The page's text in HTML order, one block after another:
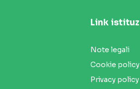
Link
Note legali
Cookie policy
Privacy policy